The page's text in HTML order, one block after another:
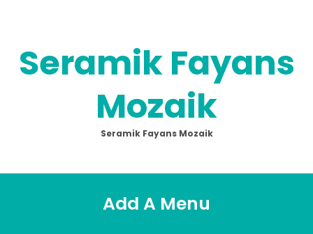
Seramik Fayans
Mozaik
Seramik Fayans Mozaik
Add A Menu